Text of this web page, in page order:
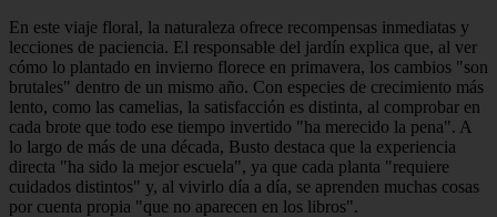
En este viaje floral, la naturaleza ofrece recompensas inmediatas y
lecciones de paciencia. El responsable del jardín explica que, al ver
cómo lo plantado en invierno florece en primavera, los cambios "son
brutales" dentro de un mismo año. Con especies de crecimiento más
lento, como las camelias, la satisfacción es distinta, al comprobar en
cada brote que todo ese tiempo invertido "ha merecido la pena". A
lo largo de más de una década, Busto destaca que la experiencia
directa "ha sido la mejor escuela", ya que cada planta "requiere
cuidados distintos" y, al vivirlo día a día, se aprenden muchas cosas
por cuenta propia "que no aparecen en los libros".